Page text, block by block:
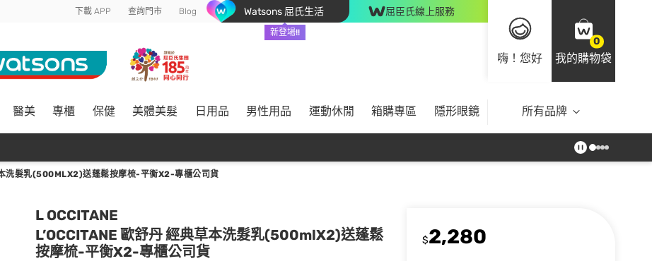
下載 APP 查詢門市 Blog Watsons 屈氏生活
新登場!!
屈臣氏線上服務
嗨！您好
0
我的購物袋
醫美 專櫃 保健 美體美髮 日用品 男性用品 運動休閒 箱購專區 隱形眼鏡 所有品牌
洗髮乳(500MLX2)送蓬鬆按摩梳-平衡X2-專櫃公司貨
L OCCITANE
L’OCCITANE 歐舒丹 經典草本洗髮乳(500mlX2)送蓬鬆
按摩梳-平衡X2-專櫃公司貨
$2,280